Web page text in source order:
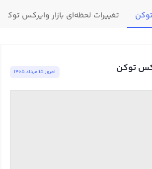
تغییرات لحظه‌ای بازار وایرکس توکن
توکن امروز ١٥ مرداد ١٤٠٥